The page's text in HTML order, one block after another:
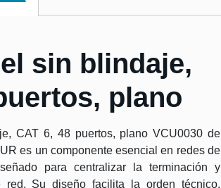
sin blindaje,
plano
CAT 6, 48 puertos, plano VCU0030 de
es un componente esencial en redes de
para centralizar la terminación y
red. Su diseño facilita la orden técnico,